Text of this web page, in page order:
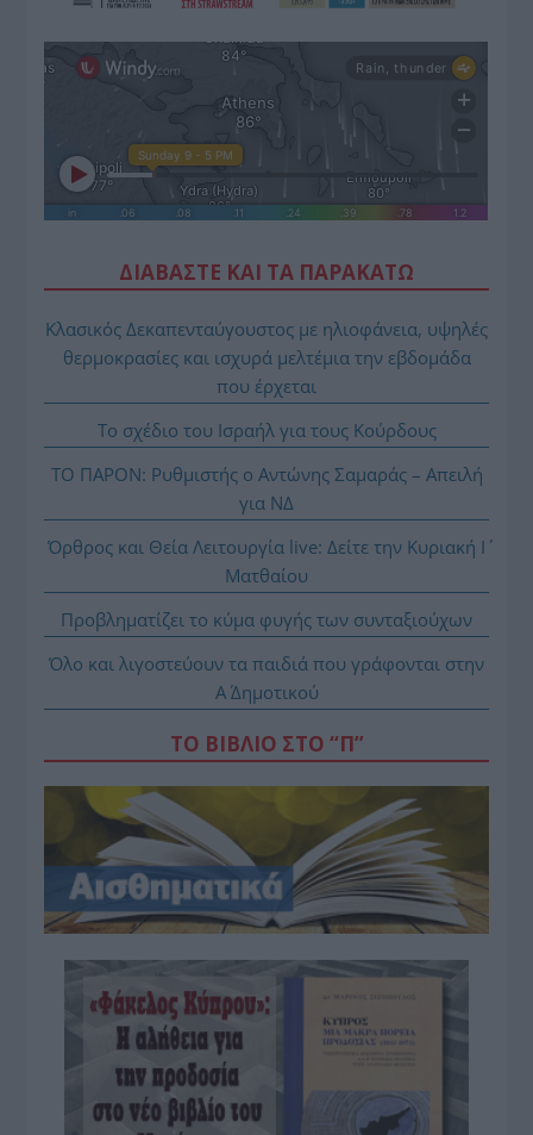
ΔΙΑΒΑΣΤΕ ΚΑΙ ΤΑ ΠΑΡΑΚΑΤΩ
Κλασικός Δεκαπενταύγουστος με ηλιοφάνεια, υψηλές
θερμοκρασίες και ισχυρά μελτέμια την εβδομάδα
που έρχεται
Το σχέδιο του Ισραήλ για τους Κούρδους
ΤΟ ΠΑΡΟΝ: Ρυθμιστής ο Αντώνης Σαμαράς – Απειλή
για ΝΔ
Όρθρος και Θεία Λειτουργία live: Δείτε την Κυριακή Ι΄
Ματθαίου
Προβληματίζει το κύμα φυγής των συνταξιούχων
Όλο και λιγοστεύουν τα παιδιά που γράφονται στην
Α΄ Δημοτικού
ΤΟ ΒΙΒΛΙΟ ΣΤΟ “Π”